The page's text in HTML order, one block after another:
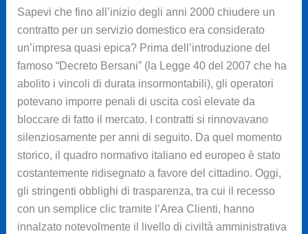
Sapevi che fino all’inizio degli anni 2000 chiudere un
contratto per un servizio domestico era considerato
un’impresa quasi epica? Prima dell’introduzione del
famoso “Decreto Bersani” (la Legge 40 del 2007 che ha
abolito i vincoli di durata insormontabili), gli operatori
potevano imporre penali di uscita così elevate da
bloccare di fatto il mercato. I contratti si rinnovavano
silenziosamente per anni di seguito. Da quel momento
storico, il quadro normativo italiano ed europeo è stato
costantemente ridisegnato a favore del cittadino. Oggi,
gli stringenti obblighi di trasparenza, tra cui il recesso
con un semplice clic tramite l’Area Clienti, hanno
innalzato notevolmente il livello di civiltà amministrativa